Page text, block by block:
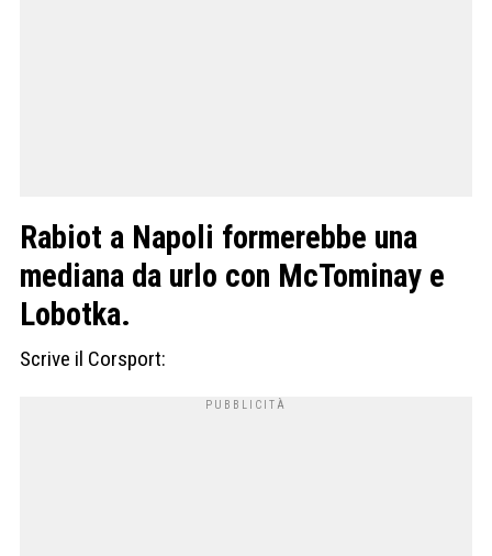
Rabiot a Napoli formerebbe una
mediana da urlo con McTominay e
Lobotka.
Scrive il Corsport: